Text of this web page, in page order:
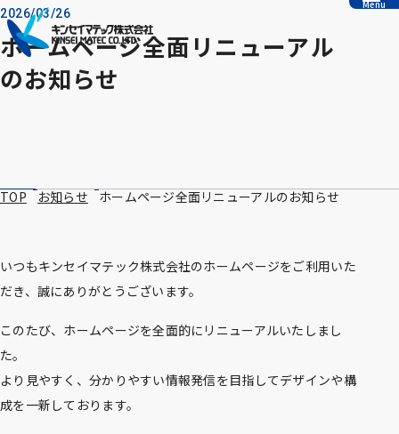
本文へ移動 Menu
2026/03/26
ホームページ全面リニューアル
のお知らせ
TOP お知らせ ホームページ全面リニューアルのお知らせ
いつもキンセイマテック株式会社のホームページをご利用いた
だき、誠にありがとうございます。
このたび、ホームページを全面的にリニューアルいたしまし
た。
より見やすく、分かりやすい情報発信を目指してデザインや構
成を一新しております。